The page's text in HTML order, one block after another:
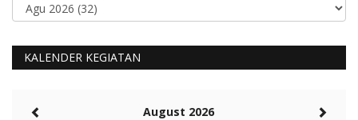
KALENDER KEGIATAN
August 2026